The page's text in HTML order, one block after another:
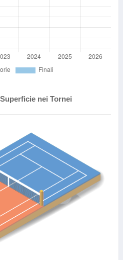
nei Tornei